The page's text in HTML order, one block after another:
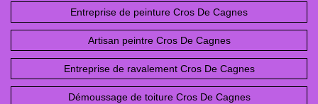
Entreprise de peinture Cros De Cagnes
Artisan peintre Cros De Cagnes
Entreprise de ravalement Cros De Cagnes
Démoussage de toiture Cros De Cagnes